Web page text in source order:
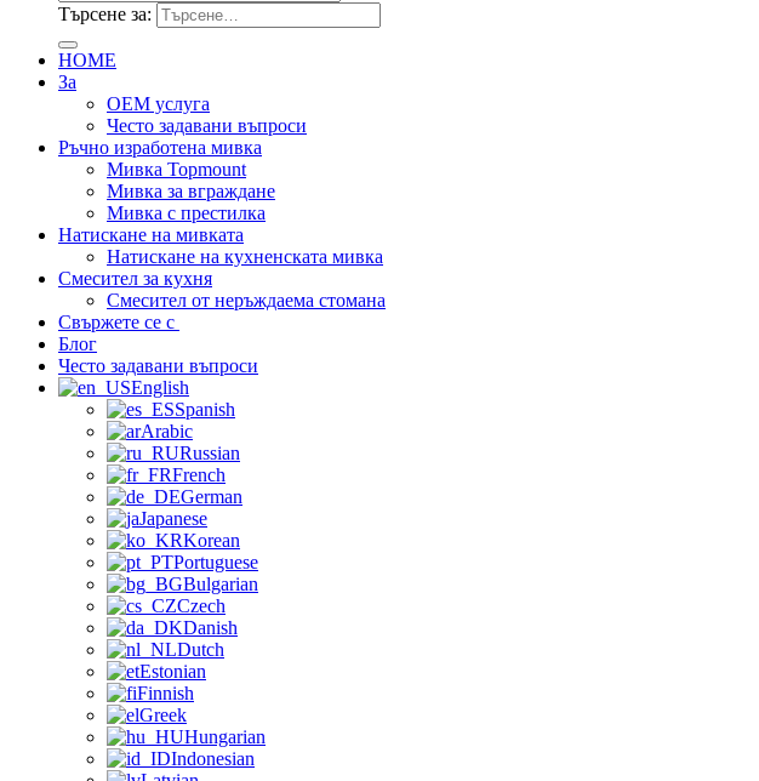
Търсене за:
HOME
За
OEM услуга
Често задавани въпроси
Ръчно изработена мивка
Мивка Topmount
Мивка за вграждане
Мивка с престилка
Натискане на мивката
Натискане на кухненската мивка
Смесител за кухня
Смесител от неръждаема стомана
Свържете се с
Блог
Често задавани въпроси
English
Spanish
Arabic
Russian
French
German
Japanese
Korean
Portuguese
Bulgarian
Czech
Danish
Dutch
Estonian
Finnish
Greek
Hungarian
Indonesian